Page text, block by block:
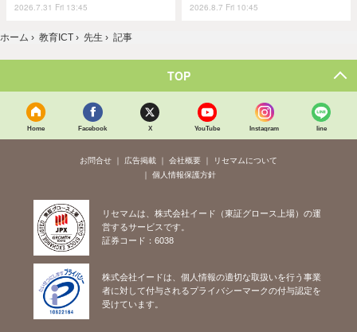
2026.7.31 Fri 13:45 2026.8.7 Fri 10:45
ホーム › 教育ICT › 先生 › 記事
TOP
Home Facebook X YouTube Instagram line
お問合せ 広告掲載 会社概要
リセマムについて
個人情報保護方針
リセマムは、株式会社イード（東証グロース上場）の運
営するサービスです。
証券コード：6038
株式会社イードは、個人情報の適切な取扱いを行う事業
者に対して付与されるプライバシーマークの付与認定を
受けています。